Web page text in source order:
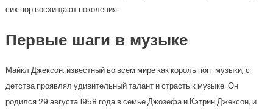
сих пор восхищают поколения.
Первые шаги в музыке
Майкл Джексон, известный во всем мире как король поп-музыки, с
детства проявлял удивительный талант и страсть к музыке. Он
родился 29 августа 1958 года в семье Джозефа и Кэтрин Джексон, и